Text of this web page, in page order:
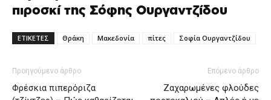
πιροσκί της Σόφης Ουργαντζίδου
ΕΤΙΚΕΤΕΣ Θράκη Μακεδονία πίτες Σοφία Ουργαντζίδου
Προηγούμενο άρθρο
Φρέσκια πιπερόριζα
Επόμενο άρθρο
Ζαχαρωμένες φλούδες